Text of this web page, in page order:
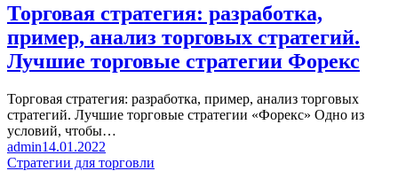
Торговая стратегия: разработка,
пример, анализ торговых стратегий.
Лучшие торговые стратегии Форекс
Торговая стратегия: разработка, пример, анализ торговых
стратегий. Лучшие торговые стратегии «Форекс» Одно из
условий, чтобы…
admin14.01.2022
Стратегии для торговли